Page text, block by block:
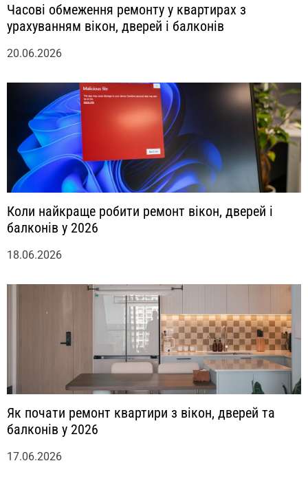
Часові обмеження ремонту у квартирах з
урахуванням вікон, дверей і балконів
20.06.2026
Коли найкраще робити ремонт вікон, дверей і
балконів у 2026
18.06.2026
Як почати ремонт квартири з вікон, дверей та
балконів у 2026
17.06.2026